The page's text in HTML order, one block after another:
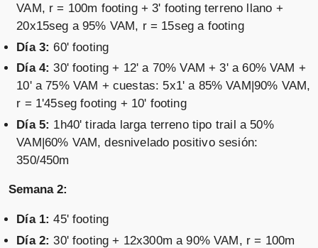
VAM, r = 100m footing + 3' footing terreno llano +
20x15seg a 95% VAM, r = 15seg a footing
Día 3: 60' footing
Día 4: 30' footing + 12' a 70% VAM + 3' a 60% VAM +
10' a 75% VAM + cuestas: 5x1' a 85% VAM|90% VAM,
r = 1'45seg footing + 10' footing
Día 5: 1h40' tirada larga terreno tipo trail a 50%
VAM|60% VAM, desnivelado positivo sesión:
350/450m
Semana 2:
Día 1: 45' footing
Día 2: 30' footing + 12x300m a 90% VAM, r = 100m